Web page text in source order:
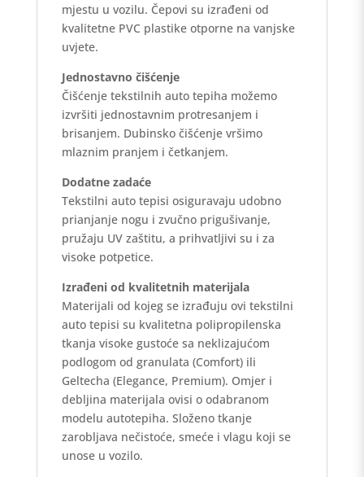
mjestu u vozilu. Čepovi su izrađeni od
kvalitetne PVC plastike otporne na vanjske
uvjete.
Jednostavno čišćenje
Čišćenje tekstilnih auto tepiha možemo
izvršiti jednostavnim protresanjem i
brisanjem. Dubinsko čišćenje vršimo
mlaznim pranjem i četkanjem.
Dodatne zadaće
Tekstilni auto tepisi osiguravaju udobno
prianjanje nogu i zvučno prigušivanje,
pružaju UV zaštitu, a prihvatljivi su i za
visoke potpetice.
Izrađeni od kvalitetnih materijala
Materijali od kojeg se izrađuju ovi tekstilni
auto tepisi su kvalitetna polipropilenska
tkanja visoke gustoće sa neklizajućom
podlogom od granulata (Comfort) ili
Geltecha (Elegance, Premium). Omjer i
debljina materijala ovisi o odabranom
modelu autotepiha. Složeno tkanje
zarobljava nečistoće, smeće i vlagu koji se
unose u vozilo.